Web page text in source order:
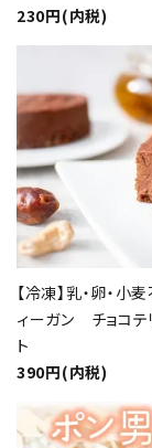
230円(内税)
【冷凍】乳・卵・
ィーガン チョコ
ト
390円(内税)